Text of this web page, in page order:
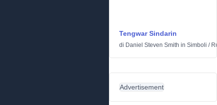
Tengwar Sindarin
di Daniel Steven Smith in Simboli /
Advertisement